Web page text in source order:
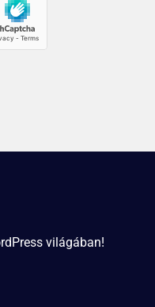
világában!